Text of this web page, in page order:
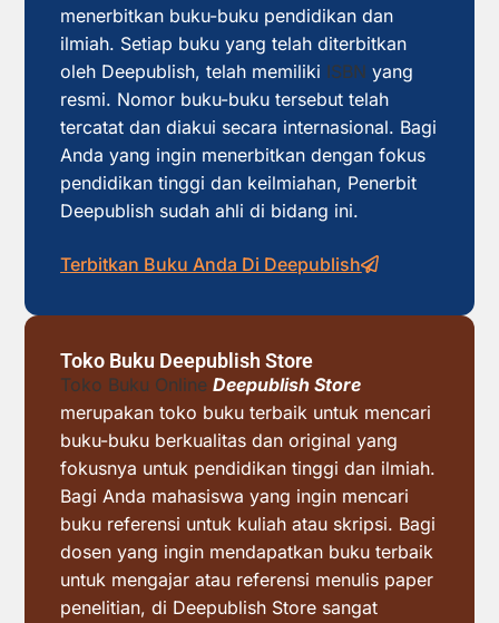
menerbitkan buku-buku pendidikan dan
ilmiah. Setiap buku yang telah diterbitkan
oleh Deepublish, telah memiliki ISBN yang
resmi. Nomor buku-buku tersebut telah
tercatat dan diakui secara internasional. Bagi
Anda yang ingin menerbitkan dengan fokus
pendidikan tinggi dan keilmiahan, Penerbit
Deepublish sudah ahli di bidang ini.
Terbitkan Buku Anda Di Deepublish
Toko Buku Deepublish Store
Toko Buku Online Deepublish Store
merupakan toko buku terbaik untuk mencari
buku-buku berkualitas dan original yang
fokusnya untuk pendidikan tinggi dan ilmiah.
Bagi Anda mahasiswa yang ingin mencari
buku referensi untuk kuliah atau skripsi. Bagi
dosen yang ingin mendapatkan buku terbaik
untuk mengajar atau referensi menulis paper
penelitian, di Deepublish Store sangat